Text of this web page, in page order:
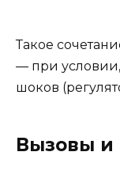
Такое
— при
шоков
Вызовы и